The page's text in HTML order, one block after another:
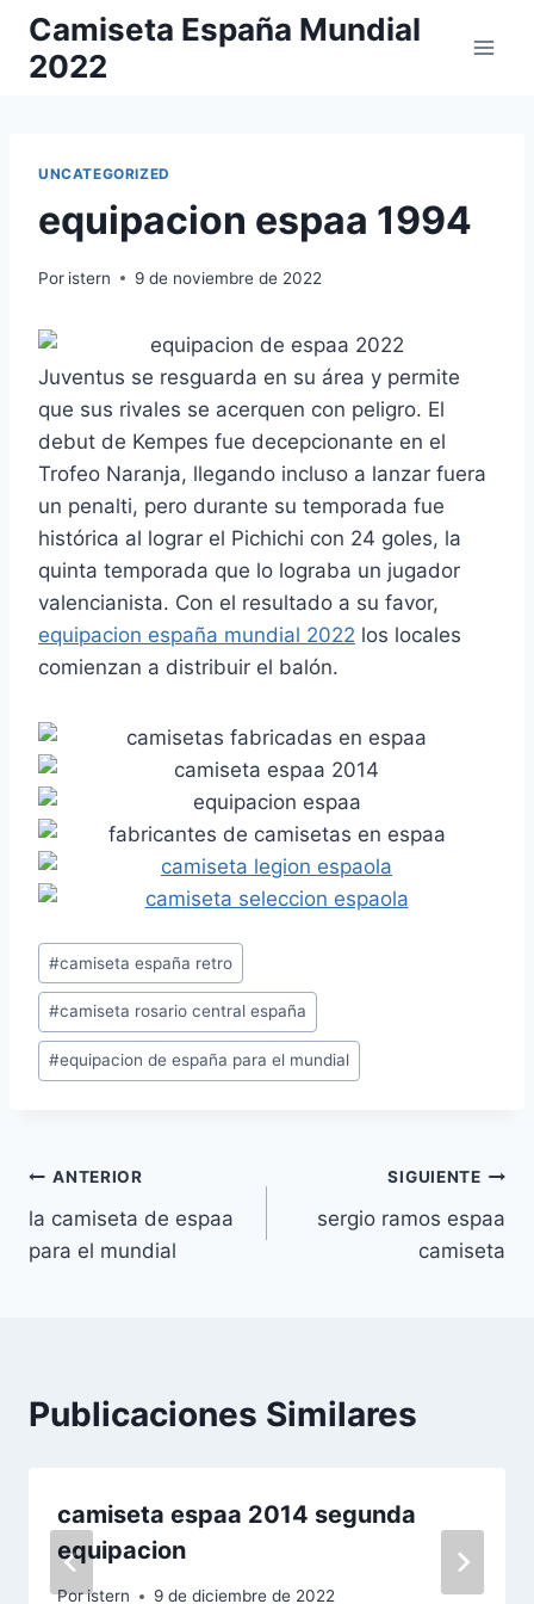
Saltar
contenido
Camiseta España Mundial
2022
UNCATEGORIZED
equipacion espaa 1994
Por istern 9 de noviembre de 2022
Juventus se resguarda en su área y permite
que sus rivales se acerquen con peligro. El
debut de Kempes fue decepcionante en el
Trofeo Naranja, llegando incluso a lanzar fuera
un penalti, pero durante su temporada fue
histórica al lograr el Pichichi con 24 goles, la
quinta temporada que lo lograba un jugador
valencianista. Con el resultado a su favor,
equipacion españa mundial 2022 los locales
comienzan a distribuir el balón.
Etiquetas
de
la
entrada:
#camiseta españa retro
#camiseta rosario central españa
#equipacion de españa para el mundial
Navegación
de
ANTERIOR
la camiseta de espaa
para el mundial
SIGUIENTE
sergio ramos espaa
camiseta
Publicaciones Similares
camiseta espaa 2014 segunda
equipacion
Poristern 9 de diciembre de 2022